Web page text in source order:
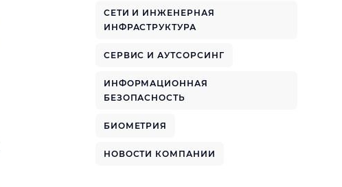
СЕТИ И ИНЖЕНЕРНАЯ
ИНФРАСТРУКТУРА
СЕРВИС И АУТСОРСИНГ
ИНФОРМАЦИОННАЯ
БЕЗОПАСНОСТЬ
БИОМЕТРИЯ
НОВОСТИ КОМПАНИИ